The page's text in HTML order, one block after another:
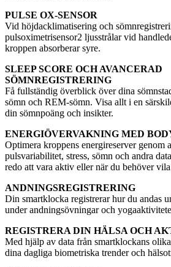
PULSE OX-SENSOR
Vid höjdacklimatisering och
pulsoximetrisensor2 ljusstrålar vid
kroppen absorberar syre.
SLEEP SCORE OCH AVANCERAD
SÖMNREGISTRERING
Få fullständig överblick över dina
sömn och REM-sömn. Visa allt i en
din sömnpoäng och insikter.
ENERGIÖVERVAKNING MED
Optimera kroppens energireserver genom
pulsvariabilitet, stress, sömn och andra
redo att vara aktiv eller när du behöver
ANDNINGSREGISTRERING
Din smartklocka registrerar hur du andas
under andningsövningar och
REGISTRERA DIN HÄLSA OCH
Med hjälp av data från smartklockans
dina dagliga biometriska trender och